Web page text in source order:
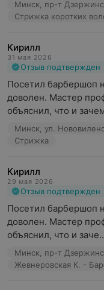
тон.
Окрашивание
придать волосам
волосы или
выглядела более
Специалисты
составы,
бороды.
Эти средства
Минск, пр-т
Стрижка коротких
Кирилл
31 мая 2026
Отзыв подтвержден
Посетил барбершоп
доволен. Мастер
объяснил, что и
Минск, ул.
Стрижка
Кирилл
29 мая 2026
Отзыв подтвержден
Посетил барбершоп
доволен. Мастер
объяснил, что и
Минск, пр-т
Жевнеровская К. -